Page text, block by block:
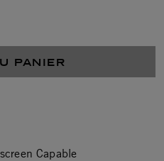
PANIER
Capable